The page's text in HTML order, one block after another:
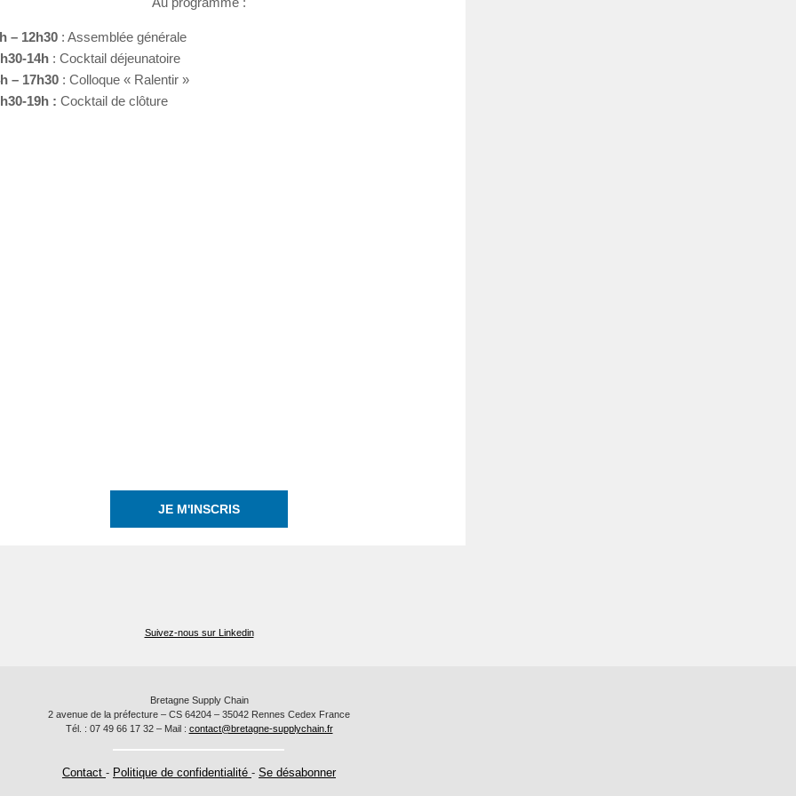
– 12h30 : Assemblée générale
14h : Cocktail déjeunatoire
– 17h30 : Colloque « Ralentir »
19h : Cocktail de clôture
JE M'INSCRIS
Suivez-nous sur Linkedin
Bretagne Supply Chain
2 avenue de la préfecture – CS 64204 – 35042 Rennes Cedex France
Tél. : 07 49 66 17 32 – Mail : contact@bretagne-supplychain.fr
Contact - Politique de confidentialité - Se désabonner